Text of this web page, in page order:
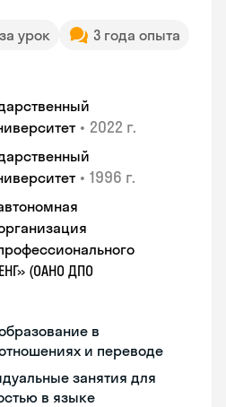
урок
3 года опыта
• 2022 г.
• 1996 г.
(ОАНО ДПО
в
и переводе
занятия для
в языке